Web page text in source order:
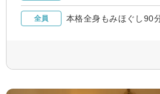
全員 本格全身もみほぐし90